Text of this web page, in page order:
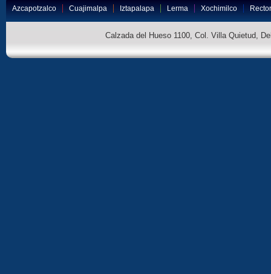
Azcapotzalco Cuajimalpa Iztapalapa Lerma Xochimilco
Calzada del Hueso 1100, Col. Villa Quietud,